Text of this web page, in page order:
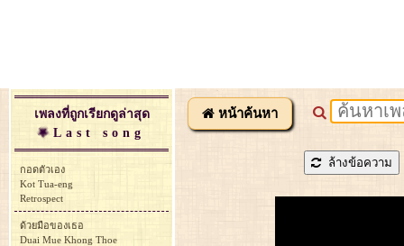
หน้าค้นหา
ล้างข้อความ
เพลงที่ถูกเรียกดูล่าสุด
Last song
กอดตัวเอง
Kot Tua-eng
Retrospect
ด้วยมือของเธอ
Duai Mue Khong Thoe